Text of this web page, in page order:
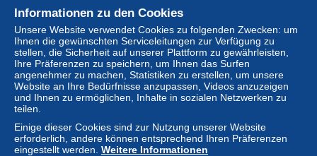
± 2,30 $
Status Gewerblicher Händler
Neu
Informationen zu den Cookies
Unsere Website verwendet Cookies zu folgenden Zwecken: um
Ihnen die gewünschten Serviceleitungen zur Verfügung zu
stellen, die Sicherheit auf unserer Plattform zu gewährleisten,
Ihre Präferenzen zu speichern, um Ihnen das Surfen
angenehmer zu machen, Statistiken zu erstellen, um unsere
Website an Ihre Bedürfnisse anzupassen, Videos anzuzeigen
und Ihnen zu ermöglichen, Inhalte in sozialen Netzwerken zu
teilen.
Einige dieser Cookies sind zur Nutzung unserer Website
erforderlich, andere können entsprechend Ihren Präferenzen
eingestellt werden. Weitere Informationen